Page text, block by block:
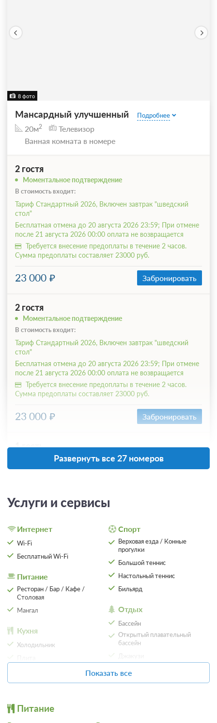
8 фото
Мансардный улучшенный Подробнее
20м2
Телевизор
Ванная комната в номере
2 гостя
Моментальное подтверждение
В стоимость входит:
Тариф Стандартный 2026, Включен завтрак "шведский
стол"
Бесплатная отмена до 20 августа 2026 23:59; При отмене
после 21 августа 2026 00:00 оплата не возвращается
Требуется внесение предоплаты в течение 2 часов.
Сумма предоплаты составляет 23000 руб.
23 000 Забронировать
2 гостя
Моментальное подтверждение
В стоимость входит:
Тариф Стандартный 2026, Включен завтрак "шведский
стол"
Бесплатная отмена до 20 августа 2026 23:59; При отмене
после 21 августа 2026 00:00 оплата не возвращается
Требуется внесение предоплаты в течение 2 часов.
Сумма предоплаты составляет 23000 руб.
23 000 Забронировать
1 гость
Моментальное подтверждение
В стоимость входит:
Бесплатная отмена до 20 августа 2026 23:59; При отмене
после 21 августа 2026 00:00 оплата не возвращается
Сумма предоплаты составляет 20600 руб.
20 600 Забронировать
Еще 1 тариф
всего 4 предложения
Развернуть все 27 номеров
Услуги и сервисы
Интернет
Wi-Fi
Бесплатный Wi-Fi
Питание
Ресторан / Бар / Кафе /
Столовая
Мангал
Кухня
Холодильник
Спорт
Верховая езда / Конные
прогулки
Большой теннис
Настольный теннис
Бильярд
Отдых
Бассейн
Открытый плавательный
бассейн
Джакузи
SPA
Показать все
Питание